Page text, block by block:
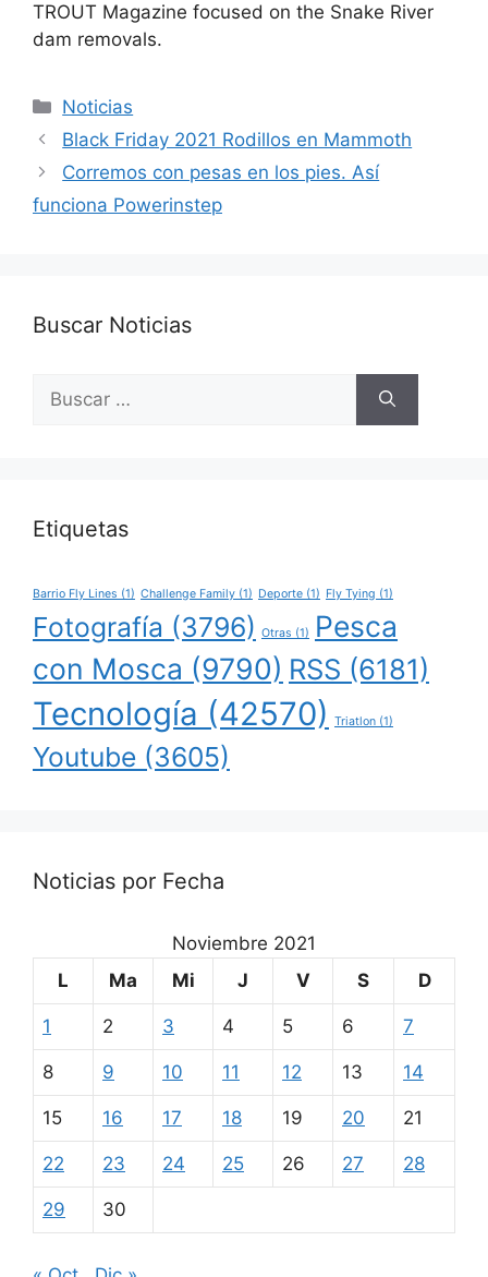
TROUT Magazine focused on the Snake River
dam removals.
Categorías
Noticias
Black Friday 2021 Rodillos en Mammoth
Corremos con pesas en los pies. Así
funciona Powerinstep
Buscar Noticias
Buscar:
Etiquetas
Barrio Fly Lines (1) Challenge Family (1) Deporte (1) Fly Tying (1)
Fotografía (3796) Otras (1)
Pesca
con Mosca (9790) RSS (6181)
Tecnología (42570) Triatlon (1)
Youtube (3605)
Noticias por Fecha
Noviembre 2021
L
Ma Mi J V S D
1 2 3 4 5 6 7
8 9 10 11 12 13 14
15 16 17 18 19 20 21
22 23 24 25 26 27 28
29 30